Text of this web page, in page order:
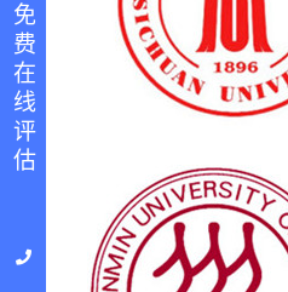
免 费 在 线 评 估